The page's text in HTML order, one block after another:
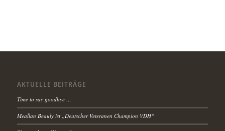
AKTUELLE BEITRÄGE
Time to say goodbye …
Meallan Beauly ist „Deutscher Veteranen Champion VDH“